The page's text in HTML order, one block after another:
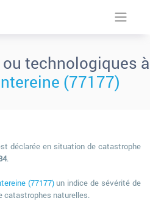
technologiques à
(77177)
déclarée en situation de catastrophe
.
(77177)un indice de sévérité de
catastrophes naturelles.